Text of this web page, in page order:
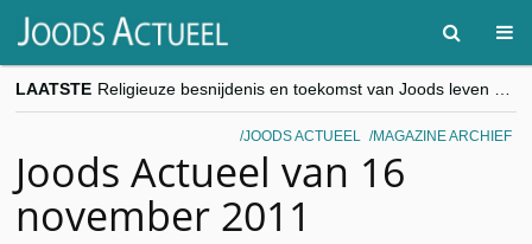
LAATSTE
“Besnijdenisdebat toont hoe moeilijk seculiere Westen minderheden begrijpt”, Jinnih Beels (Vooruit)
CITYTRIP | ROEMENIË – Boekarest: de verrassing van Oost-Europa
JOODS ACTUEEL MAGAZINE ARCHIEF
Joods Actueel van 16
november 2011